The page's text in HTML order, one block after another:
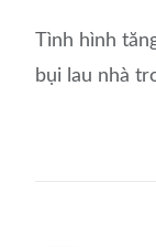
Tình hình
bụi lau nhà